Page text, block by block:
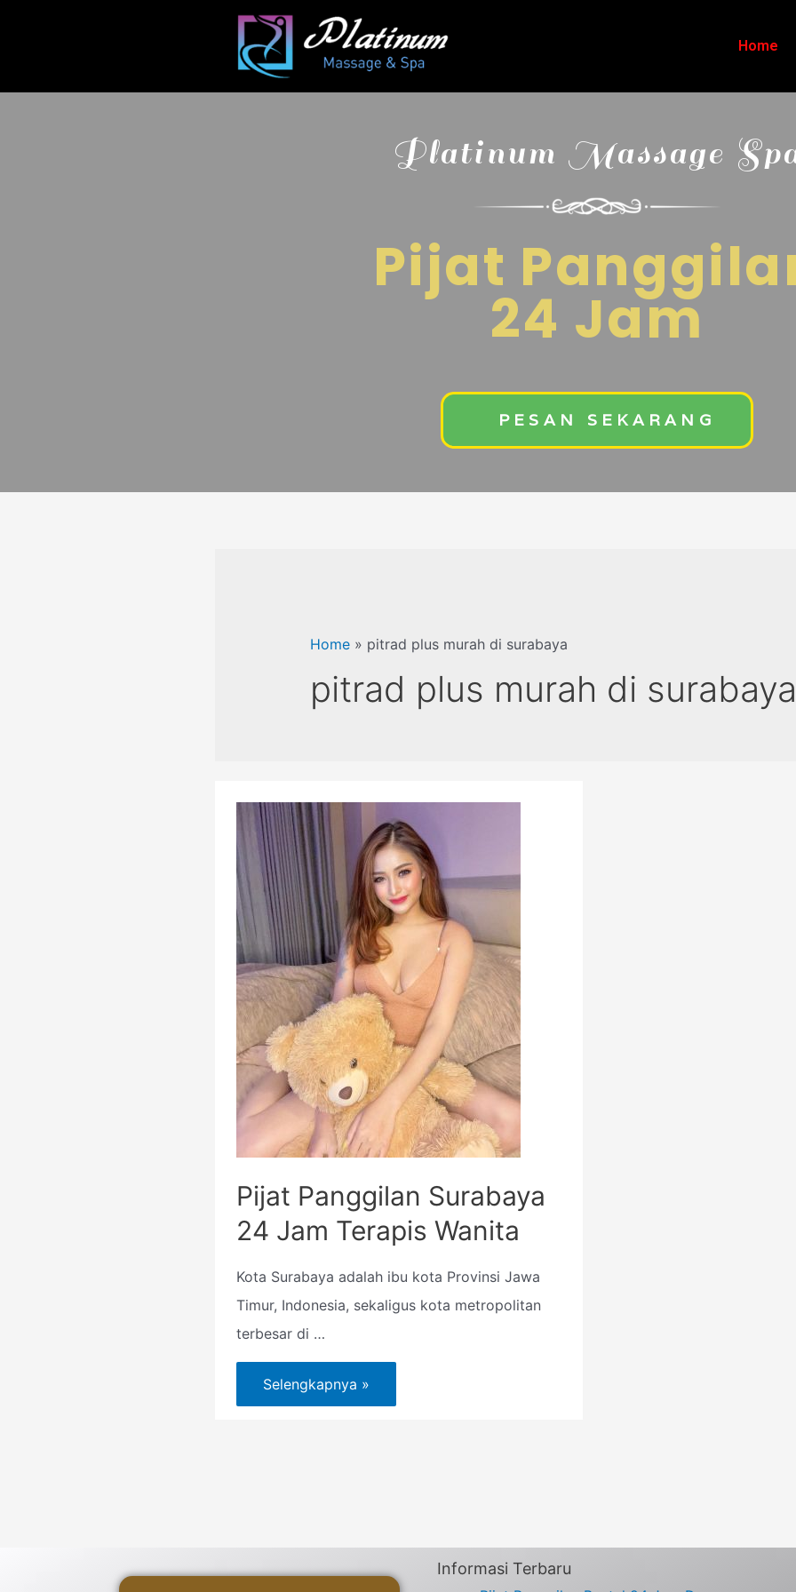
Home
Platinum Massage
Pijat
24 Jam
PESAN SEKARANG
Home» pitrad plus murah di surabaya
pitrad plus murah di surabaya
Pijat Panggilan Surabaya
24 Jam Terapis Wanita
Kota Surabaya adalah ibu kota Provinsi Jawa
Timur, Indonesia, sekaligus kota metropolitan
terbesar di …
Selengkapnya »
Informasi Terbaru